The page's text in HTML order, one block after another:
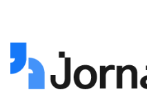
Skip
to